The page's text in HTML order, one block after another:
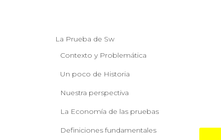
La Prueba de Sw
Contexto y Problemática
Un poco de Historia
Nuestra perspectiva
La Economía de las pruebas
Definiciones fundamentales